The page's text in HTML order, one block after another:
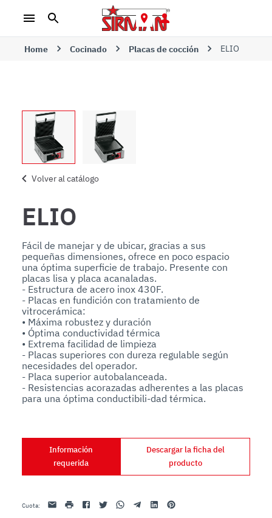
Home Cocinado Placas de cocción ELIO
Volver al catálogo
ELIO
Fácil de manejar y de ubicar, gracias a sus
pequeñas dimensiones, ofrece en poco espacio
una óptima superficie de trabajo. Presente con
placas lisa y placa acanaladas.
- Estructura de acero inox 430F.
- Placas en fundición con tratamiento de
vitrocerámica:
• Máxima robustez y duración
• Óptima conductividad térmica
• Extrema facilidad de limpieza
- Placas superiores con dureza regulable según
necesidades del operador.
- Placa superior autobalanceada.
- Resistencias acorazadas adherentes a las placas
para una óptima conductibili-dad térmica.
Información
requerida
Descargar la ficha del
producto
Cuota: Email impresiónFacebookTwitterWhatsappTelegramLinkedinPinterest